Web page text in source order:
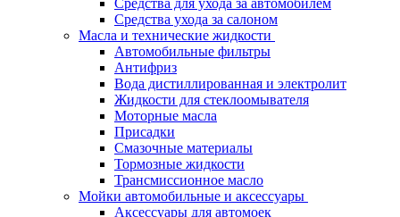
Средства ухода за салоном
Масла и технические жидкости
Автомобильные фильтры
Антифриз
Вода дистиллированная и электролит
Жидкости для стеклоомывателя
Моторные масла
Присадки
Смазочные материалы
Тормозные жидкости
Трансмиссионное масло
Мойки автомобильные и аксессуары
Аксессуары для автомоек